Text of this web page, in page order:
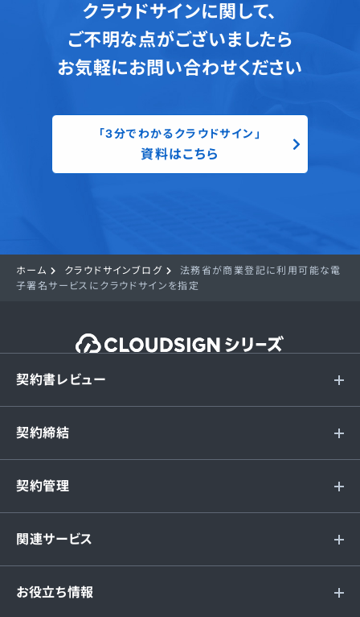
クラウドサインに関して、
ご不明な点がございましたら
お気軽にお問い合わせください
「3分でわかるクラウドサイン」
資料はこちら
ホーム クラウドサインブログ
法務省が商業登記に利用可能な電
子署名サービスにクラウドサインを指定
契約書レビュー
契約締結
契約管理
関連サービス
お役立ち情報